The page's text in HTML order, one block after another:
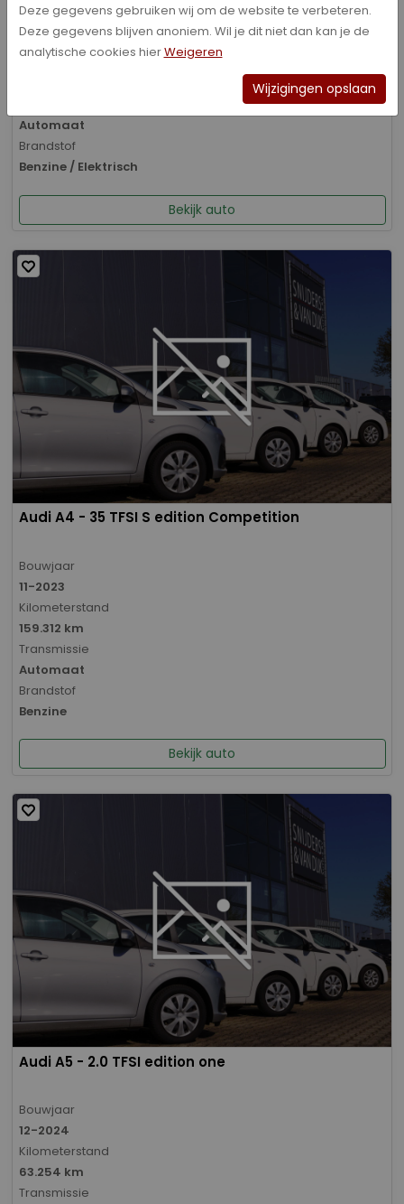
Bouwjaar
01-2026
Kilometerstand
Automaat
Brandstof
Benzine / Elektrisch
Bekijk auto
Audi A4 - 35 TFSI S edition Competition
Bouwjaar
11-2023
Kilometerstand
159.312 km
Transmissie
Automaat
Brandstof
Benzine
Bekijk auto
Audi A5 - 2.0 TFSI edition one
Bouwjaar
12-2024
Kilometerstand
63.254 km
Transmissie
Deze gegevens gebruiken wij om de website te verbeteren.
Deze gegevens blijven anoniem. Wil je dit niet dan kan je de
analytische cookies hierWeigeren
Wijzigingen opslaan